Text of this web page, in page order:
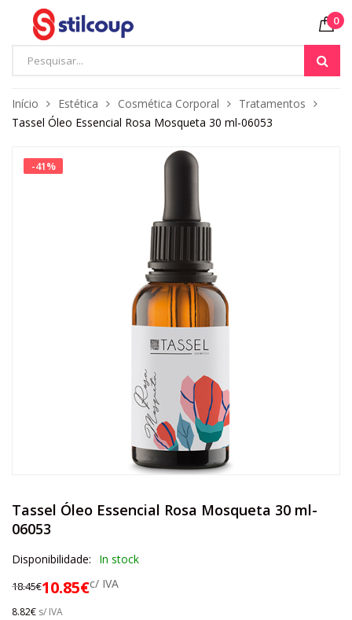
0
Início Estética Cosmética Corporal
Tratamentos
Tassel Óleo Essencial Rosa Mosqueta 30 ml-06053
-41%
Tassel Óleo Essencial Rosa Mosqueta 30 ml-
06053
Disponibilidade: In stock
18.45€10.85€c/ IVA
8.82€ s/ IVA